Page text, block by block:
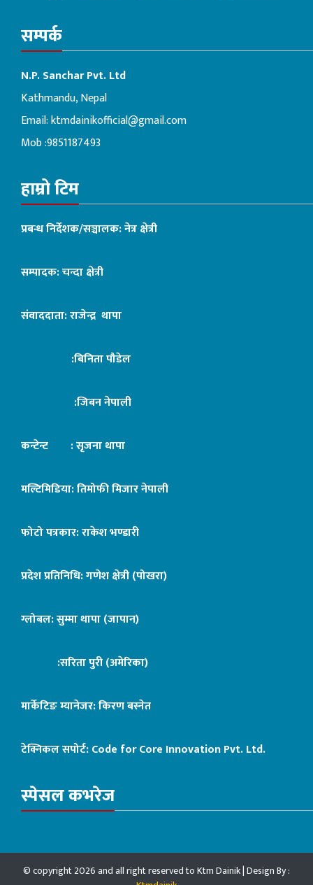
सम्पर्क
N.P. Sanchar Pvt. Ltd
Kathmandu, Nepal
Email:ktmdainikofficial@gmail.com
Mob :9851187493
हाम्रो टिम
प्रबन्ध निर्देशक/सञ्चालक: नेत्र क्षेत्री
सम्पादक: चन्दा क्षेत्री
संवाददाता: राजेन्द्र थापा
:बिनिता पौडेल
:जिबन नेपाली
कन्टेन्ट : सृजना थापा
मल्टिमिडिया: तिमोफी मिजार नेपाली
फोटो पत्रकार: राकेश भण्डारी
प्रदेश प्रतिनिधि: गणेश क्षेत्री (पोखरा)
ग्लोबल: सुम्मा थापा (जापान)
:सरिता पुरी (अमेरिका)
मार्केटिङ म्यानेजर: किरण बस्नेत
टेक्निकल सपोर्ट:Code for Core Innovation Pvt. Ltd.
स्पेसल कभरेज
© copyright 2026 and all right reserved to Ktm Dainik | Design By :